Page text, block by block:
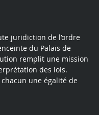
juridiction de l’ordre
du Palais de
remplit une mission
des lois.
une égalité de